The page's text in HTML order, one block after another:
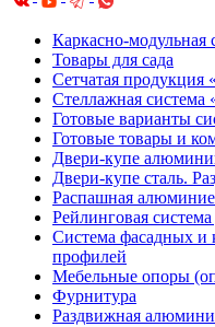
Каркасно-модульная
Товары для сада
Сетчатая
Cтеллажная система
Готовые варианты
Готовые товары и
Двери-купе
Двери-купе сталь.
Распашная
Рейлинговая
Система фасадных
профилей
Мебельные опоры
Фурнитура
Раздвижная